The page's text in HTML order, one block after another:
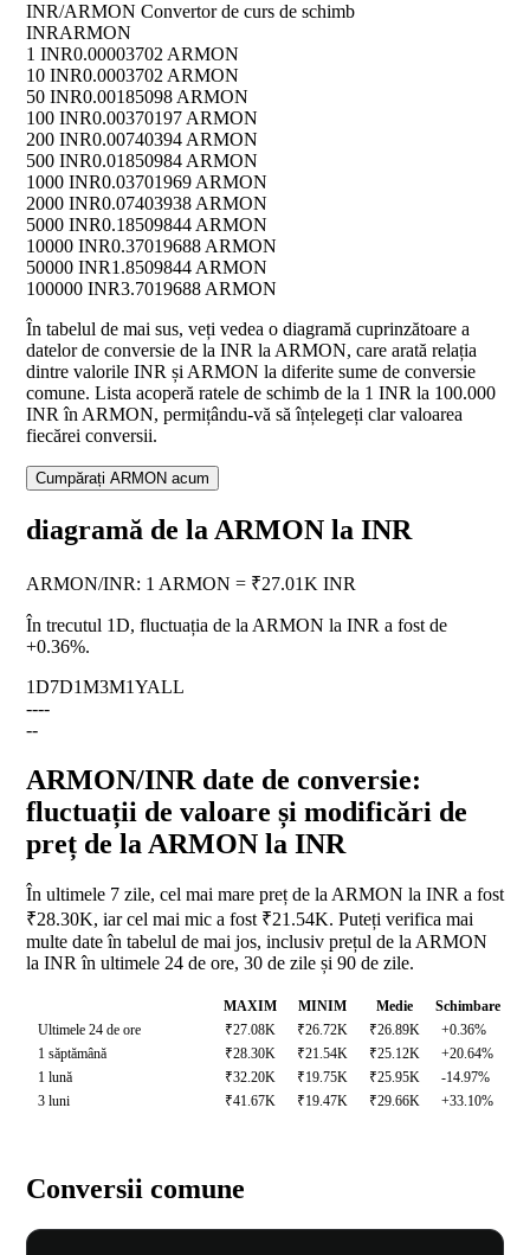
INR/ARMON Convertor de curs de schimb
INRARMON
1 INR0.00003702 ARMON
10 INR0.0003702 ARMON
50 INR0.00185098 ARMON
100 INR0.00370197 ARMON
200 INR0.00740394 ARMON
500 INR0.01850984 ARMON
1000 INR0.03701969 ARMON
2000 INR0.07403938 ARMON
5000 INR0.18509844 ARMON
10000 INR0.37019688 ARMON
50000 INR1.8509844 ARMON
100000 INR3.7019688 ARMON
În tabelul de mai sus, veți vedea o diagramă cuprinzătoare a
datelor de conversie de la INR la ARMON, care arată relația
dintre valorile INR și ARMON la diferite sume de conversie
comune. Lista acoperă ratele de schimb de la 1 INR la 100.000
INR în ARMON, permițându-vă să înțelegeți clar valoarea
fiecărei conversii.
Cumpărați ARMON acum
diagramă de la ARMON la INR
ARMON/INR: 1 ARMON = ₹27.01K INR
În trecutul 1D, fluctuația de la ARMON la INR a fost de
+0.36%.
1D7D1M3M1YALL
----
--
ARMON/INR date de conversie:
fluctuații de valoare și modificări de
preț de la ARMON la INR
În ultimele 7 zile, cel mai mare preț de la ARMON la INR a fost
₹28.30K, iar cel mai mic a fost ₹21.54K. Puteți verifica mai
multe date în tabelul de mai jos, inclusiv prețul de la ARMON
la INR în ultimele 24 de ore, 30 de zile și 90 de zile.
MAXIM MINIM Medie
Schimbare
Ultimele 24 de ore
₹27.08K ₹26.72K ₹26.89K
+0.36%
1 săptămână
₹28.30K ₹21.54K ₹25.12K
+20.64%
1 lună
₹32.20K ₹19.75K ₹25.95K
-14.97%
3 luni
₹41.67K ₹19.47K ₹29.66K +33.10%
Conversii comune